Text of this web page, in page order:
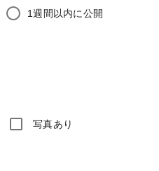
1週間以内に公開
写真あり